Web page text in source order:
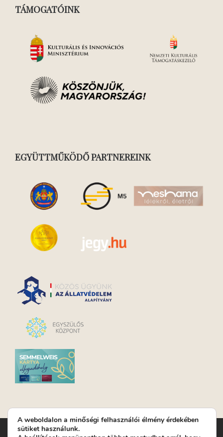
TÁMOGATÓINK
EGYÜTTMŰKÖDŐ PARTNEREINK
Turay Ida Színház Közhasznú Nonprofit Kft. | Működési
A weboldalon a minőségi felhasználói élmény érdekében
sütiket használunk.